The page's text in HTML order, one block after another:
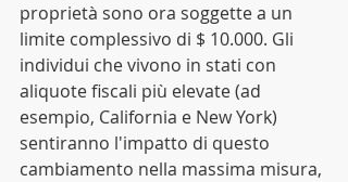
proprietà sono ora soggette a un
limite complessivo di $ 10.000. Gli
individui che vivono in stati con
aliquote fiscali più elevate (ad
esempio, California e New York)
sentiranno l'impatto di questo
cambiamento nella massima misura,